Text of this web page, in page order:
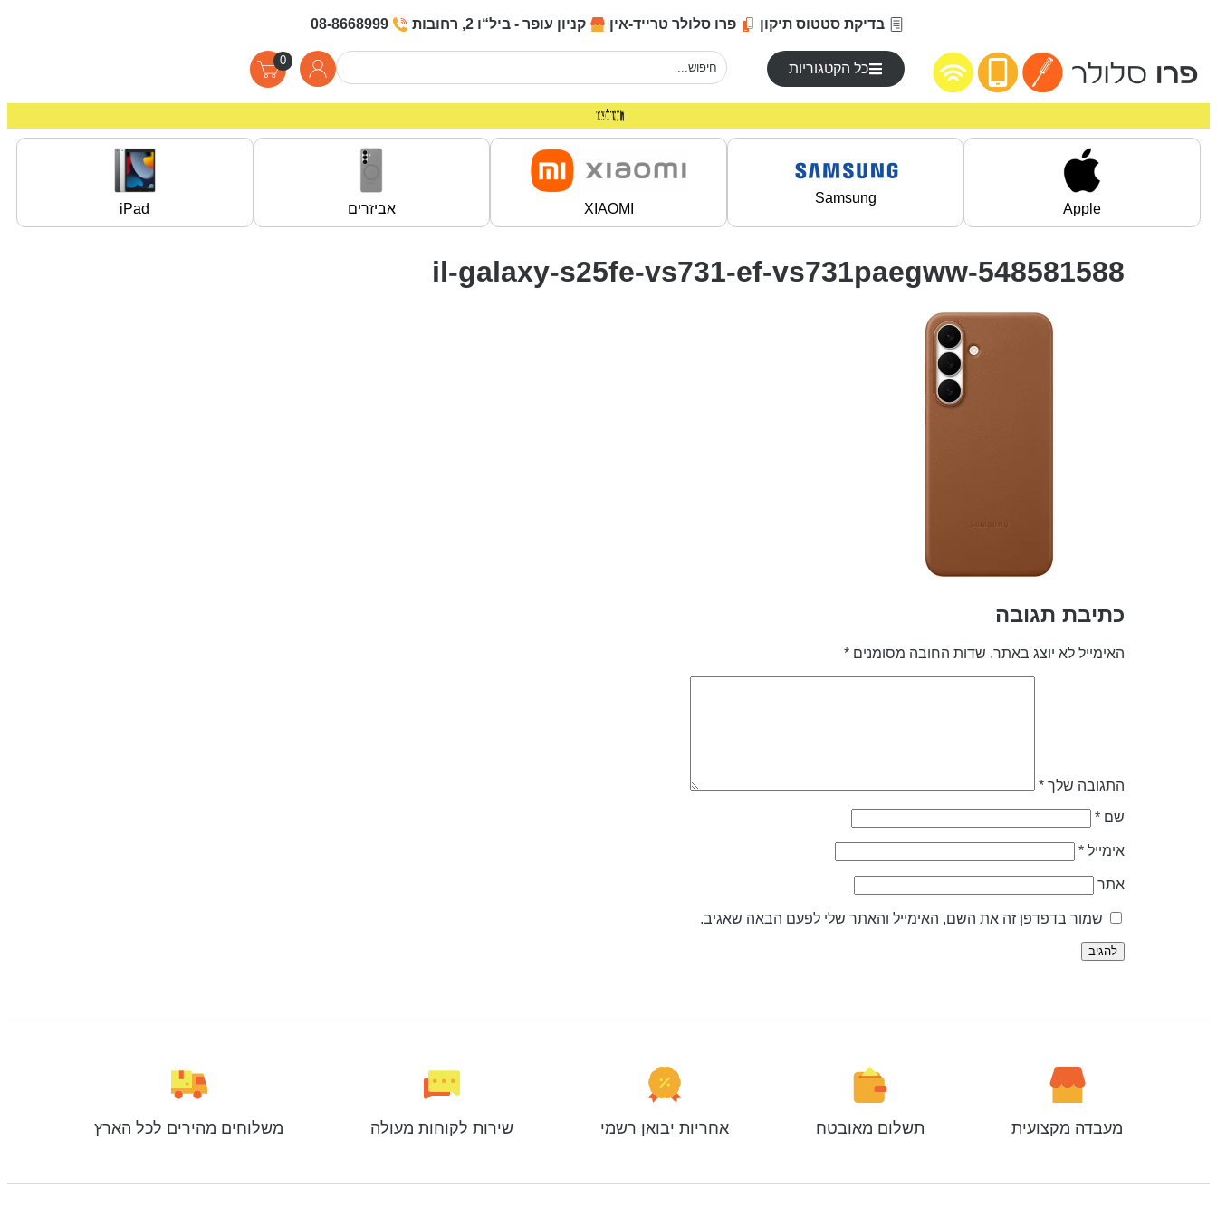
בדיקת סטטוס תיקון פרו סלולר טרייד-אין קניון עופר - ביל“ו 2, רחובות 08-8668999
כל הקטגוריות
0
משלוח חינם בקניה מעל 200 ₪
מחירים מיוחדים לרוכשים באתר!
Apple
Samsung
XIAOMI אביזרים iPad
il-galaxy-s25fe-vs731-ef-vs731paegww-548581588
כתיבת תגובה
האימייל לא יוצג באתר. שדות החובה מסומנים *
התגובה שלך *
שם *
אימייל *
אתר
שמור בדפדפן זה את השם, האימייל והאתר שלי לפעם הבאה שאגיב.
מעבדה מקצועית תשלום מאובטח אחריות יבואן רשמי שירות לקוחות מעולה משלוחים מהירים לכל הארץ